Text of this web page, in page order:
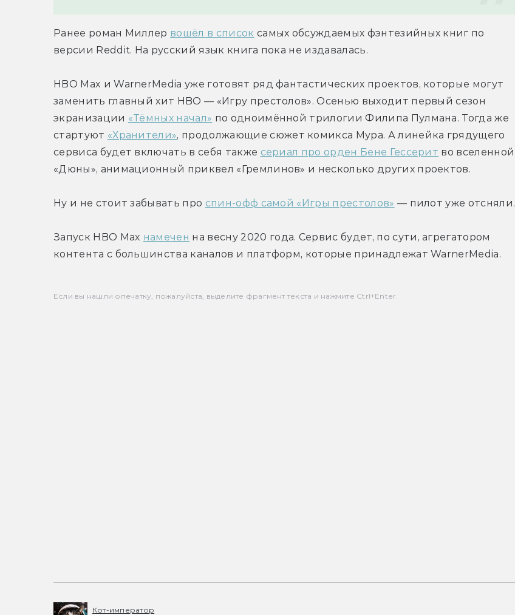
Ранее роман Миллер вошёл в список самых обсуждаемых фэнтезийных книг по
версии Reddit. На русский язык книга пока не издавалась.
HBO Max и WarnerMedia уже готовят ряд фантастических проектов, которые могут
заменить главный хит HBO — «Игру престолов». Осенью выходит первый сезон
экранизации «Тёмных начал» по одноимённой трилогии Филипа Пулмана. Тогда же
стартуют «Хранители», продолжающие сюжет комикса Мура. А линейка грядущего
сервиса будет включать в себя также сериал про орден Бене Гессерит во вселенной
«Дюны», анимационный приквел «Гремлинов» и несколько других проектов.
Ну и не стоит забывать про спин-офф самой «Игры престолов» — пилот уже отсняли.
Запуск HBO Max намечен на весну 2020 года. Сервис будет, по сути, агрегатором
контента с большинства каналов и платформ, которые принадлежат WarnerMedia.
Если вы нашли опечатку, пожалуйста, выделите фрагмент текста и нажмите Ctrl+Enter.
Кот-император